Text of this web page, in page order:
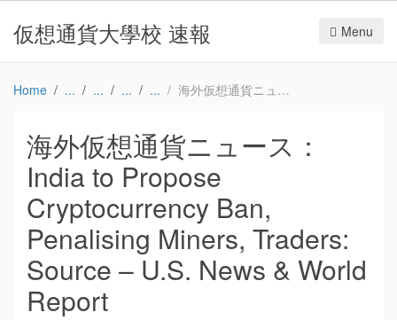
仮想通貨大學校 速報 Menu
Home 海外仮想通貨ニュース：India to Propose Cryptocurrency Ban, Penalising Miners, Traders: Source – U.S. News & World Report
海外仮想通貨ニュース：
India to Propose
Cryptocurrency Ban,
Penalising Miners, Traders:
Source – U.S. News & World
Report